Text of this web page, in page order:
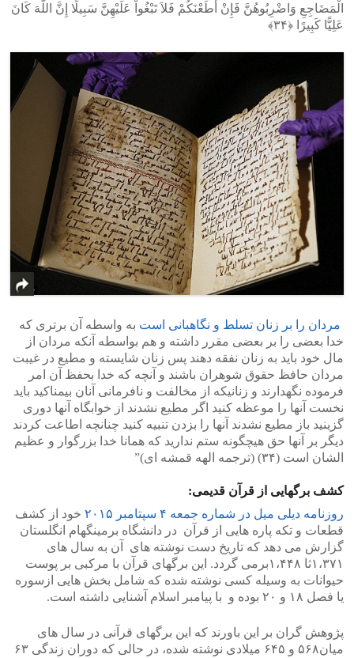
الْمَضَاجِعِ وَاضْرِبُوهُنَّ فَإِنْ أَطَعْنَکُمْ فَلاَ تَبْغُواْ عَلَیْهِنَّ سَبِیلًا إِنَّ اللّهَ کَانَ
عَلِیًّا کَبِیرًا ﴿۳۴﴾
مردان را بر زنان تسلط و نگاهبانی است به واسطه آن برتری که
خدا بعضی را بر بعضی مقرر داشته و هم بواسطه آنکه مردان از
مال خود باید به زنان نفقه دهند پس زنان شایسته و مطیع در غیبت
مردان حافظ حقوق شوهران باشند و آنچه که خدا بحفظ آن امر
فرموده نگهدارند و زنانیکه از مخالفت و نافرمانی آنان بیمناکید باید
نخست آنها را موعظه کنید اگر مطیع نشدند از خوابگاه آنها دوری
گزینید باز مطیع نشدند آنها را بزدن تنبیه کنید چنانچه اطاعت کردند
دیگر بر آنها حق هیچگونه ستم ندارید که همانا خدا بزرگوار و عظیم
الشان است (۳۴) (ترجمه الهه قمشه ای)”
کشف برگهایی از قرآن قدیمی:
روزنامه دیلی میل در شماره جمعه ۴ سپتامبر ۲۰۱۵
خود از کشف
قطعات و تکه پاره هایی از قرآن در دانشگاه برمینگهام انگلستان
گزارش می دهد که تاریخ دست نوشته های آن به سال های
۱،۳۷۱ثا ۱،۴۴۸برمی گردد. این برگهای قرآن با مرکبی بر پوست
حیوانات به وسیله کسی نوشته شده که شامل بخش هایی ازسوره
یا فصل ۱۸ و ۲۰ بوده و با پیامبر اسلام آشنایی داشته است.
پژوهش گران بر این باورند که این برگهای قرآنی در سال های
میان۵۶۸ و ۶۴۵ میلادی نوشته شده، در حالی که دوران زندگی ۶۳